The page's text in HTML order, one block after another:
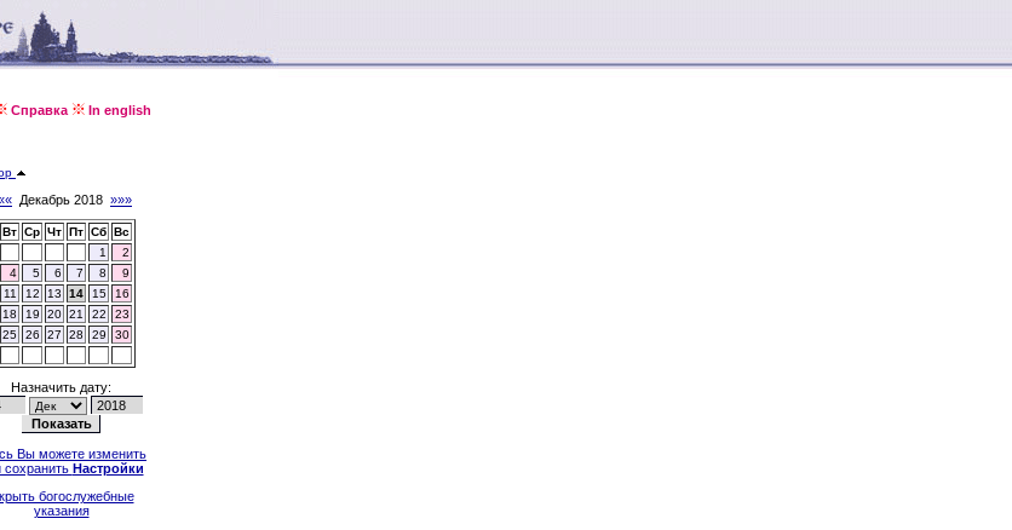
Справка In english
Декабрь 2018 »»»
Вт Ср Чт Пт Сб Вс
1
2
4 5 6 7 8
9
11 12 13 14 15
16
18 19 20 21 22
23
25 26 27 28 29
30
Назначить дату:
Вы можете изменить
сохранить Настройки
богослужебные
указания